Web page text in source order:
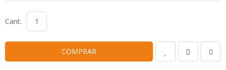
Cant.
COMPRAR